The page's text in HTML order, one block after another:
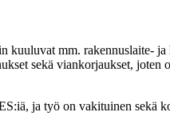
mm. rakennuslaite-
sekä viankorjaukset,
ja työ on vakituinen